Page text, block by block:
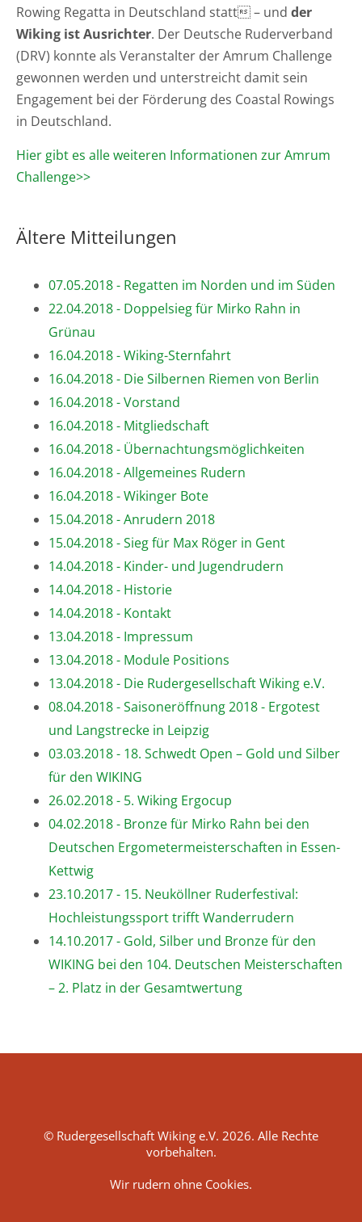
Rowing Regatta in Deutschland statt – und der
Wiking ist Ausrichter. Der Deutsche Ruderverband
(DRV) konnte als Veranstalter der Amrum Challenge
gewonnen werden und unterstreicht damit sein
Engagement bei der Förderung des Coastal Rowings
in Deutschland.
Hier gibt es alle weiteren Informationen zur Amrum
Challenge>>
Ältere Mitteilungen
07.05.2018 - Regatten im Norden und im Süden
22.04.2018 - Doppelsieg für Mirko Rahn in
Grünau
16.04.2018 - Wiking-Sternfahrt
16.04.2018 - Die Silbernen Riemen von Berlin
16.04.2018 - Vorstand
16.04.2018 - Mitgliedschaft
16.04.2018 - Übernachtungsmöglichkeiten
16.04.2018 - Allgemeines Rudern
16.04.2018 - Wikinger Bote
15.04.2018 - Anrudern 2018
15.04.2018 - Sieg für Max Röger in Gent
14.04.2018 - Kinder- und Jugendrudern
14.04.2018 - Historie
14.04.2018 - Kontakt
13.04.2018 - Impressum
13.04.2018 - Module Positions
13.04.2018 - Die Rudergesellschaft Wiking e.V.
08.04.2018 - Saisoneröffnung 2018 - Ergotest
und Langstrecke in Leipzig
03.03.2018 - 18. Schwedt Open – Gold und Silber
für den WIKING
26.02.2018 - 5. Wiking Ergocup
04.02.2018 - Bronze für Mirko Rahn bei den
Deutschen Ergometermeisterschaften in Essen-
Kettwig
23.10.2017 - 15. Neuköllner Ruderfestival:
Hochleistungssport trifft Wanderrudern
14.10.2017 - Gold, Silber und Bronze für den
WIKING bei den 104. Deutschen Meisterschaften
– 2. Platz in der Gesamtwertung
© Rudergesellschaft Wiking e.V. 2026. Alle Rechte
vorbehalten.
Wir rudern ohne Cookies.